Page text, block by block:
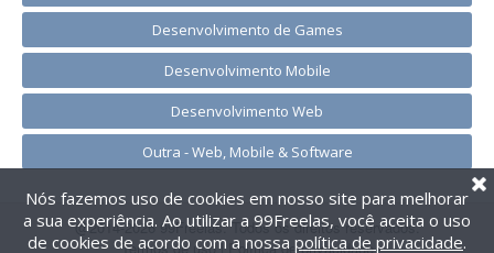
Desenvolvimento de Games
Desenvolvimento Mobile
Desenvolvimento Web
Outra - Web, Mobile & Software
@2014-2026 99Freelas. Todos os direitos reservados.
Termos de uso| Política de privacidade
Nós fazemos uso de cookies em nosso site para melhorar
a sua experiência. Ao utilizar a 99Freelas, você aceita o uso
de cookies de acordo com a nossa política de privacidade.